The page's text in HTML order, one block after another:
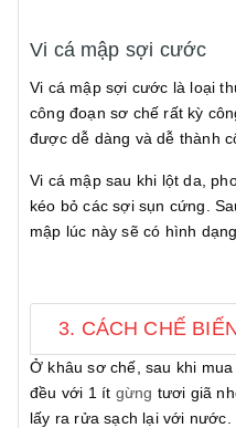
Vi cá mập sợi cước
Vi cá mập sợi cước là loại
công đoạn sơ chế rất kỳ
được dễ dàng và dễ thành
Vi cá mập sau khi lột da,
kéo bỏ các sợi sụn cứng.
mập lúc này sẽ có hình
3. CÁCH CHẾ
Ở khâu sơ chế, sau khi
đều với 1 ít gừng tươi giã
lấy ra rửa sạch lại với nước.